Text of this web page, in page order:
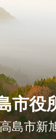
市役
島市新